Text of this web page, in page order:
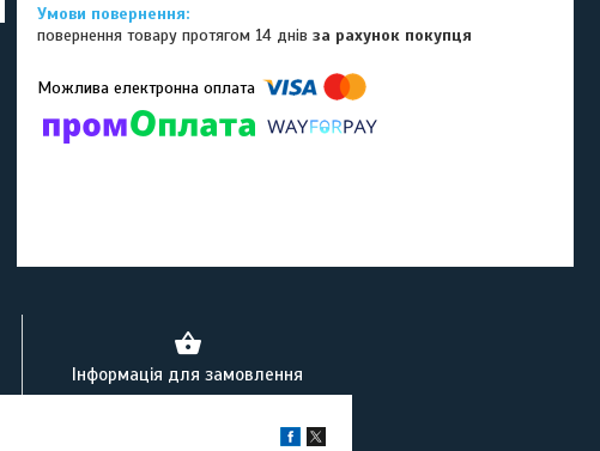
повернення товару протягом 14 днівза рахунок покупця
Інформація для замовлення